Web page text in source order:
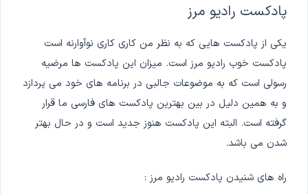
پادکست رادیو مرز
یکی از پادکست هایی که به نظر من کاری کاری نوآوارنه است
پادکست خوب رادیو مرز است. میزان این پادکست ها مرضیه
رسولی است که به موضوعات جالبی در برنامه های خود می پردازد
و به همین دلیل در بین بهترین پادکست های فارسی ما قرار
گرفته است. البته این پادکست هنوز جدید است و در حال بهتر
شدن می باشد.
راه های شنیدن پادکست رادیو مرز :